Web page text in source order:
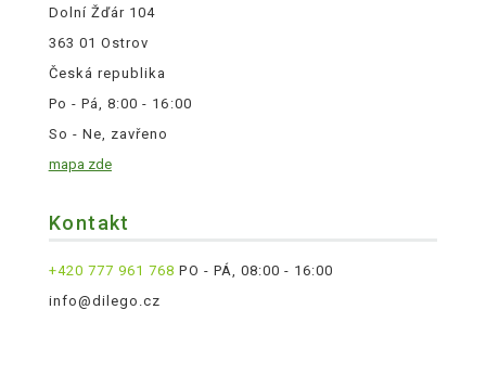
Dolní Žďár 104
363 01 Ostrov
Česká republika
Po - Pá, 8:00 - 16:00
So - Ne, zavřeno
mapa zde
Kontakt
+420 777 961 768 PO - PÁ, 08:00 - 16:00
info@dilego.cz